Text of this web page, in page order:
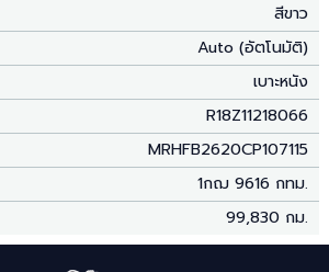
สีขาว
Auto (อัตโนมัติ)
เบาะหนัง
R18Z11218066
MRHFB2620CP107115
1กฌ 9616 กทม.
99,830 กม.